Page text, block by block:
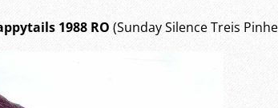
1988 RO (Sunday Silence Treis